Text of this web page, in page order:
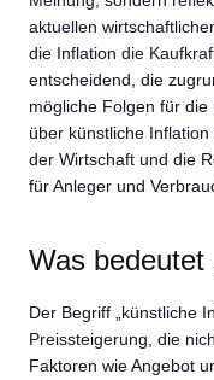
aktuellen
die Inflation die
entscheidend, die
mögliche Folgen für
über künstliche
der Wirtschaft und die
für Anleger und
Was bedeutet
Der Begriff „künstliche
Preissteigerung, die
Faktoren wie Angebot